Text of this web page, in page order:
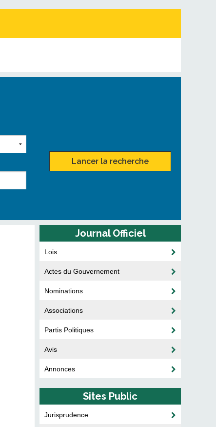
Lancer la recherche
Journal Officiel
Lois
Actes du Gouvernement
Nominations
Associations
Partis Politiques
Avis
Annonces
Sites Public
Jurisprudence